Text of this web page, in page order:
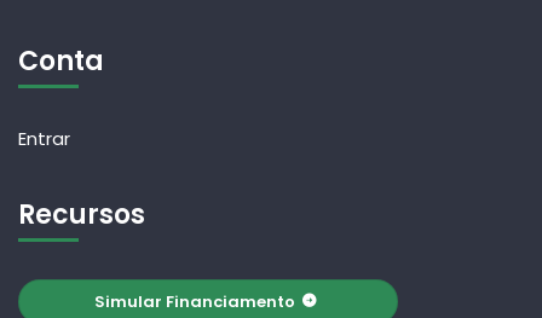
Conta
Entrar
Recursos
Simular Financiamento